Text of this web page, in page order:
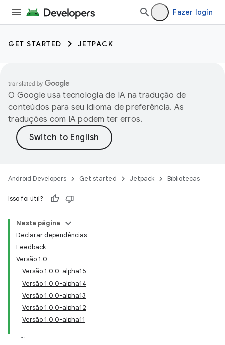
Fazer login
GET STARTED JETPACK
O Google usa tecnologia de IA na tradução de
conteúdos para seu idioma de preferência. As
traduções com IA podem ter erros.
Android Developers Get started Jetpack Bibliotecas
Isso foi útil?
Nesta página
Declarar dependências
Feedback
Versão 1.0
Versão 1.0.0-alpha15
Versão 1.0.0-alpha14
Versão 1.0.0-alpha13
Versão 1.0.0-alpha12
Versão 1.0.0-alpha11